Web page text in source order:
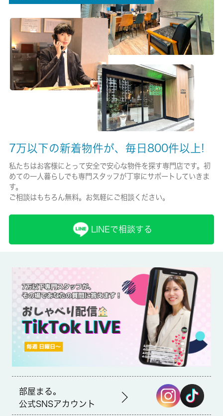
権利金/雑費
-/-
総戸数
16戸
現状/入居可能日
保険加入/料金
有/26680円
保険名/保険期間
-/2年
保証会社の利用 利用料の100％～120％
賃貸区分/契約期間
一般/-
取引形態
備考
7万以下の新着物件が、毎日800件以上!
私たちはお客様にとって安全で安心な物件を探す専門店です。初
めての一人暮らしでも専門スタッフが丁寧にサポートしていきま
す。
ご相談はもちろん無料。お気軽にご相談ください。
LINEで相談する
部屋まる。
公式SNSアカウント